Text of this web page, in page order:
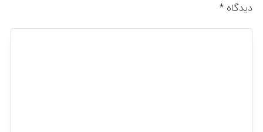
دیدگاه *